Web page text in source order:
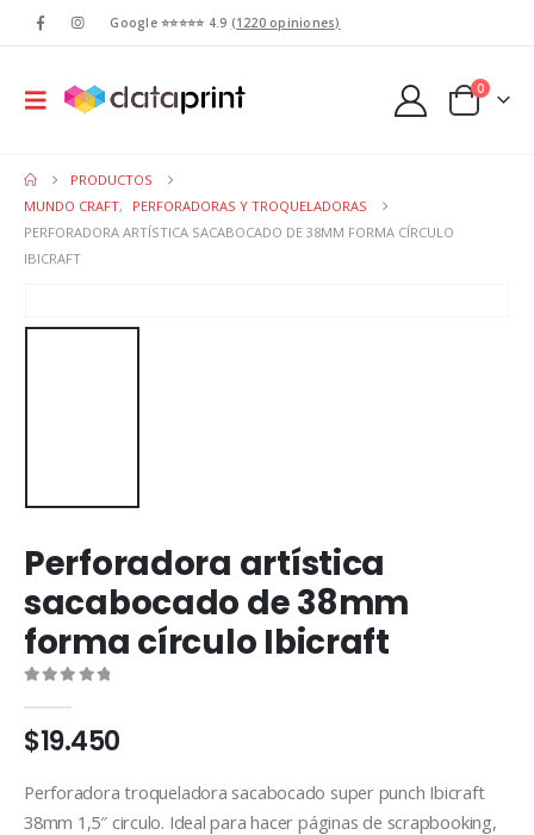
Google ⭐⭐⭐⭐⭐ 4.9 (1220 opiniones)
0
PRODUCTOS
MUNDO CRAFT,
PERFORADORAS Y TROQUELADORAS
PERFORADORA ARTÍSTICA SACABOCADO DE 38MM FORMA CÍRCULO
IBICRAFT
Perforadora artística
sacabocado de 38mm
forma círculo Ibicraft
$19.450
Perforadora troqueladora sacabocado super punch Ibicraft
38mm 1,5″ circulo. Ideal para hacer páginas de scrapbooking,